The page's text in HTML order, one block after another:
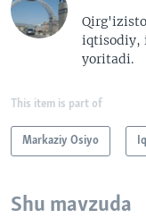
iqtisodiy,
yoritadi.
This item is part of
Markaziy Osiyo
Shu mavzuda